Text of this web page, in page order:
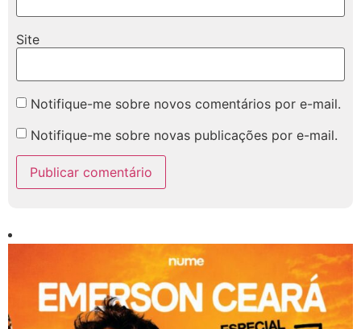
Site
Notifique-me sobre novos comentários por e-mail.
Notifique-me sobre novas publicações por e-mail.